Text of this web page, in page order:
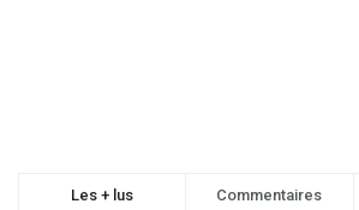
Les + lus Commentaires